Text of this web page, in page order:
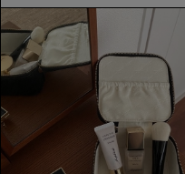
て初となるリップアイテムが登場い
たします。